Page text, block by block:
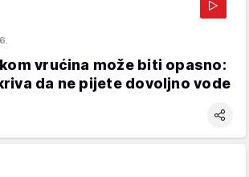
vrućina može biti opasno:
da ne pijete dovoljno vode